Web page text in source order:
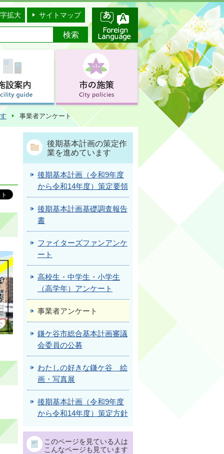
拡大 サイトマップ
事業者アンケート
後期基本計画の策定作
業を進めています
後期基本計画（令和9年度
から令和14年度）策定要領
後期基本計画基礎調査報告
書
ファイターズファンアンケ
ート
高校生・中学生・小学生
（高学年）アンケート
事業者アンケート
鎌ケ谷市総合基本計画審議
会委員の公募
わたしの好きな鎌ケ谷 絵
画・写真展
後期基本計画（令和9年度
から令和14年度）策定方針
このページを見ている人は
こんなページも見ています